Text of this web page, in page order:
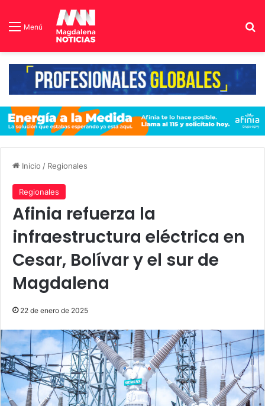
Menú
Inicio / Regionales
Regionales
Afinia refuerza la
infraestructura eléctrica en
Cesar, Bolívar y el sur de
Magdalena
22 de enero de 2025